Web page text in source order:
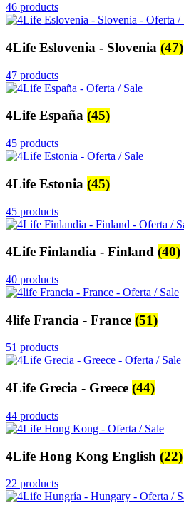
46 products
4Life Eslovenia - Slovenia (47)
47 products
4Life España (45)
45 products
4Life Estonia (45)
45 products
4Life Finlandia - Finland (40)
40 products
4life Francia - France (51)
51 products
4Life Grecia - Greece (44)
44 products
4Life Hong Kong English (22)
22 products